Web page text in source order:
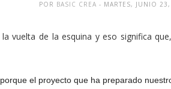
POR BASIC CREA - MARTES, JUNIO
vuelta de la esquina y eso significa
el proyecto que ha preparado